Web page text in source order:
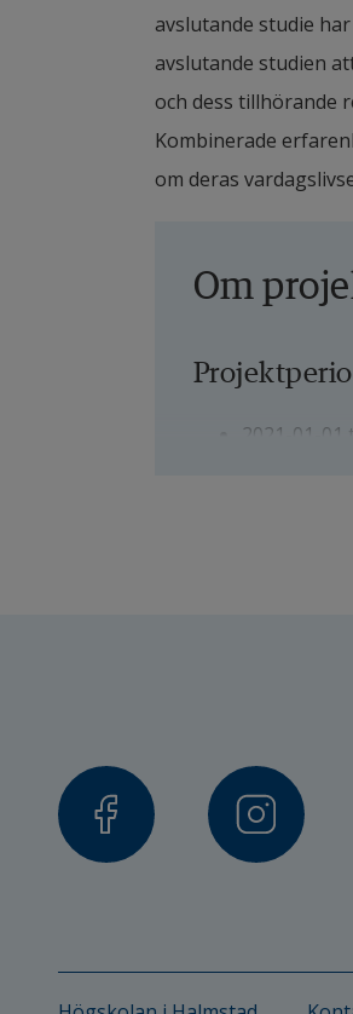
avslutande studie
avslutande studien
och dess tillhörande
Kombinerade
om deras
Om
2021-01-01
Aspero
Krister